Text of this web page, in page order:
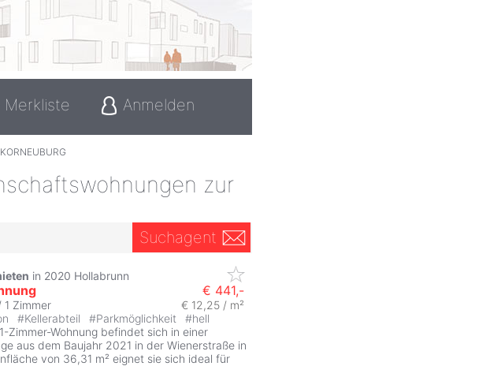
Merkliste Anmelden
zur
Suchagent
in 2020 Hollabrunn
€ 441,-
1 Zimmer
€ 12,25 / m²
#Kellerabteil #Parkmöglichkeit #hell
Zimmer-Wohnung befindet sich in einer
aus dem Baujahr 2021 in der Wienerstraße in
von 36,31 m² eignet sie sich ideal für